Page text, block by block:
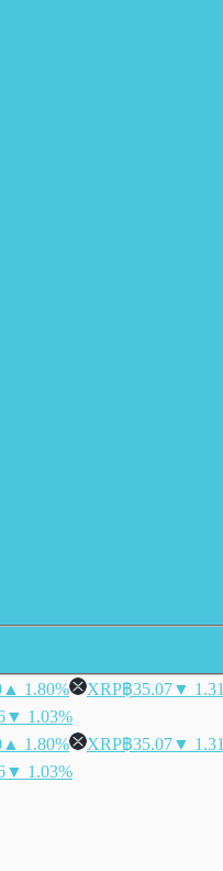
▲ 1.80% XRP฿35.07▼
▼ 1.03%
▲ 1.80% XRP฿35.07▼
▼ 1.03%